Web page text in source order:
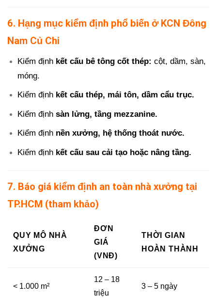
6. Hạng mục kiểm định phổ biến ở KCN Đông
Nam Củ Chi
Kiểm định kết cấu bê tông cốt thép: cột, dầm, sàn,
móng.
Kiểm định kết cấu thép, mái tôn, dầm cẩu trục.
Kiểm định sàn lửng, tầng mezzanine.
Kiểm định nền xưởng, hệ thống thoát nước.
Kiểm định kết cấu sau cải tạo hoặc nâng tầng.
7. Báo giá kiểm định an toàn nhà xưởng tại
TP.HCM (tham khảo)
QUY MÔ NHÀ
XƯỞNG
ĐƠN
GIÁ
(VNĐ)
THỜI GIAN
HOÀN THÀNH
< 1.000 m²
12 – 18
triệu
3 – 5 ngày